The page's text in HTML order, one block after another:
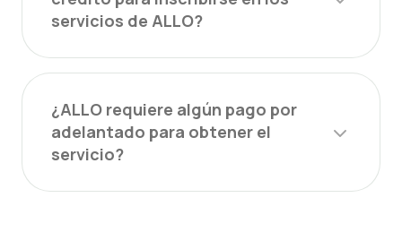
servicios de ALLO?
¿ALLO requiere algún pago por
adelantado para obtener el
servicio?